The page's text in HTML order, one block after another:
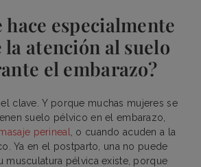
hace especialmente
atención al suelo
el embarazo?
clave. Y porque muchas mujeres se
suelo pélvico en el embarazo,
perineal
, o cuando acuden a la
Ya en el postparto, una no puede
musculatura pélvica existe, porque